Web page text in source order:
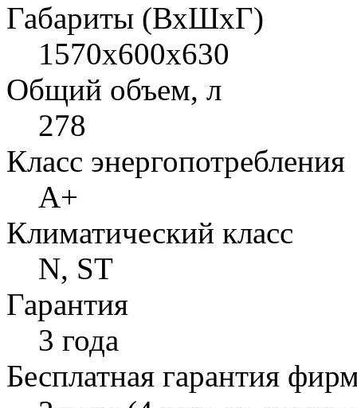
Габариты (ВхШхГ)
1570x600x630
Общий объем, л
278
Класс энергопотребления
A+
Климатический класс
N, ST
Гарантия
3 года
Бесплатная гарантия